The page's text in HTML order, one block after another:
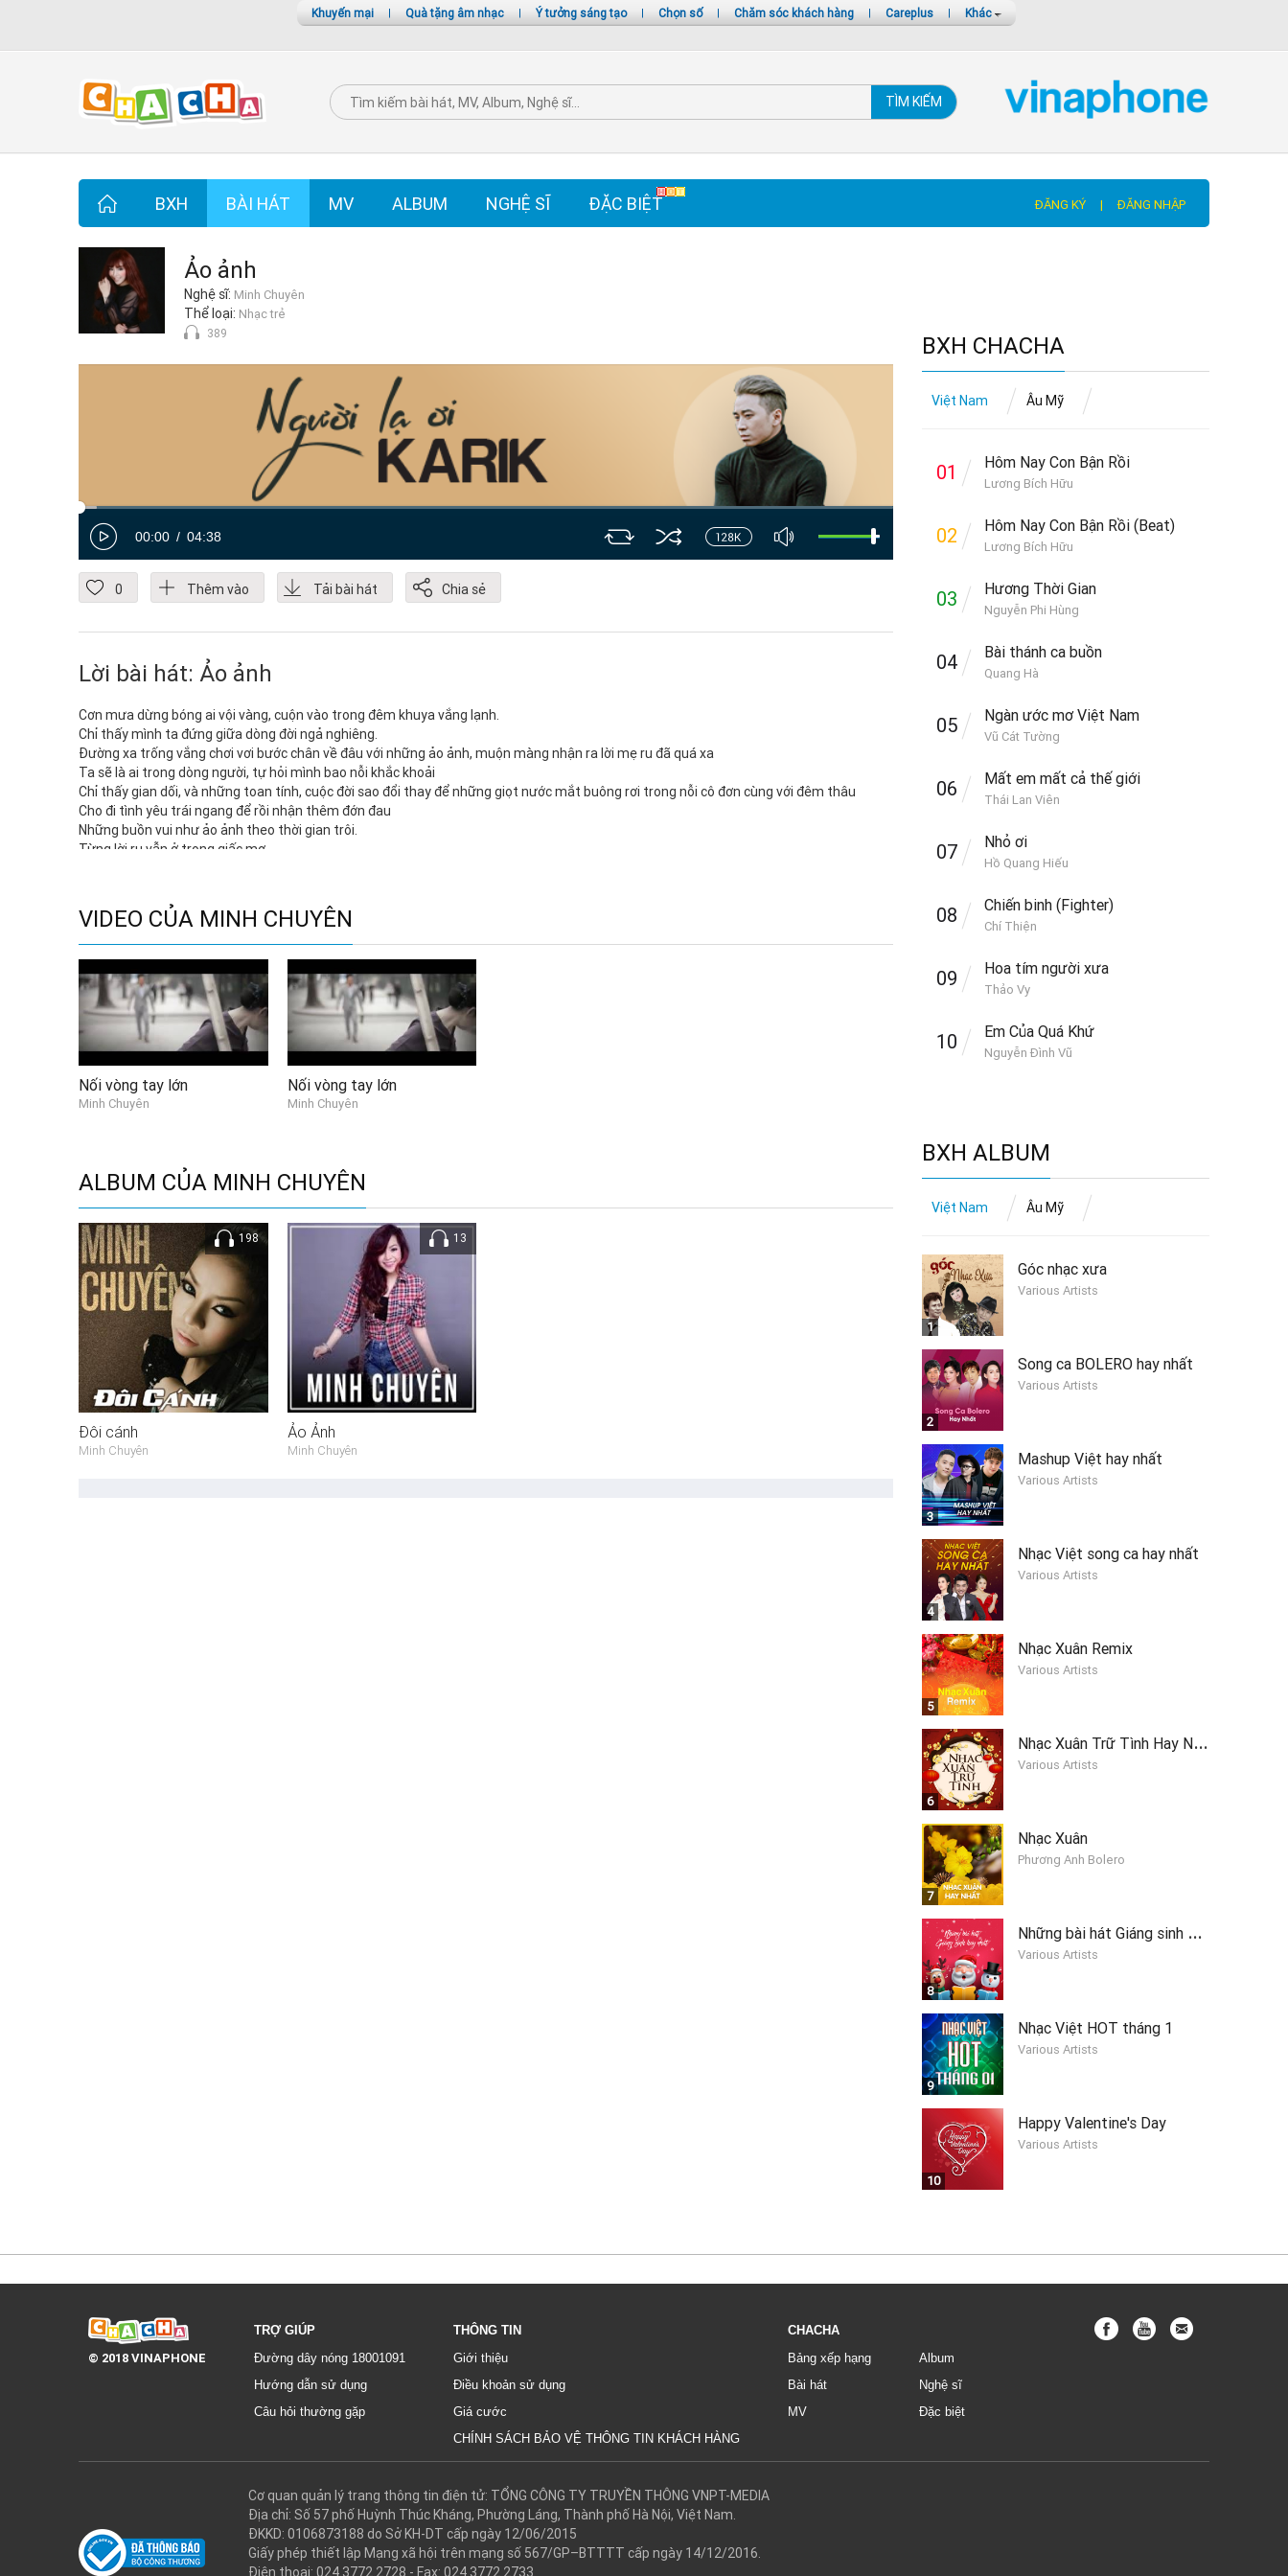
Khuyến mại | Quà tặng âm nhạc | Ý tưởng sáng tạo | Chọn số | Chăm sóc khách hàng | Careplus | Khác
TÌM KIẾM
BXH BÀI HÁT MV ALBUM NGHỆ SĨ ĐẶC BIỆT ĐĂNG KÝ | ĐĂNG NHẬP
Ảo ảnh
Nghệ sĩ: Minh Chuyên
Thể loại: Nhạc trẻ
389
00:00 04:38
0 Thêm vào Tải bài hát Chia sẻ
Lời bài hát: Ảo ảnh
Cơn mưa dừng bóng ai vội vàng, cuộn vào trong đêm khuya vắng lạnh.
Chỉ thấy mình ta đứng giữa dòng đời ngả nghiêng.
Đường xa trống vắng chơi vơi bước chân về đâu với những ảo ảnh, muộn màng nhận ra lời mẹ ru đã quá xa
Ta sẽ là ai trong dòng người, tự hỏi mình bao nỗi khắc khoải
Chỉ thấy gian dối, và những toan tính, cuộc đời sao đổi thay để những giọt nước mắt buông rơi trong nỗi cô đơn cùng với đêm thâu
Cho đi tình yêu trái ngang để rồi nhận thêm đớn đau
Những buồn vui như ảo ảnh theo thời gian trôi.
Từng lời ru vẫn ở trong giấc mơ
Ảo vọng hôm qua để lại xót xa, thì xin hãy giữ những lời thì thầm trong tim còn chưa nói, cuộc đời sẽ khép lại, buồn vui tháng ngày, và
thời gian nâng những gục ngã đứng dậy. Để những đêm dài, lời ru còn mãi vấn vương.
VIDEO CỦA MINH CHUYÊN
Nối vòng tay lớn
Minh Chuyên
Nối vòng tay lớn
Minh Chuyên
ALBUM CỦA MINH CHUYÊN
198
Đôi cánh
Minh Chuyên
13
Ảo Ảnh
Minh Chuyên
BXH CHACHA
Việt Nam Âu Mỹ
01 Hôm Nay Con Bận Rồi
Lương Bích Hữu
02 Hôm Nay Con Bận Rồi (Beat)
Lương Bích Hữu
03 Hương Thời Gian
Nguyễn Phi Hùng
04 Bài thánh ca buồn
Quang Hà
05 Ngàn ước mơ Việt Nam
Vũ Cát Tường
06 Mất em mất cả thế giới
Thái Lan Viên
07 Nhỏ ơi
Hồ Quang Hiếu
08 Chiến binh (Fighter)
Chí Thiện
09 Hoa tím người xưa
Thảo Vy
10 Em Của Quá Khứ
Nguyễn Đình Vũ
BXH ALBUM
Việt Nam Âu Mỹ
1
Góc nhạc xưa
Various Artists
2
Song ca BOLERO hay nhất
Various Artists
3
Mashup Việt hay nhất
Various Artists
4
Nhạc Việt song ca hay nhất
Various Artists
5
Nhạc Xuân Remix
Various Artists
6
N
hạc Xuân Trữ Tình Hay Nhất
Various Artists
7
Nhạc Xuân
Phương Anh Bolero
8
N
hững bài hát Giáng sinh hay nhất 2019
Various Artists
9
Nhạc Việt HOT tháng 1
Various Artists
10
Happy Valentine's Day
Various Artists
© 2018 VINAPHONE
TRỢ GIÚP
Đường dây nóng 18001091
Hướng dẫn sử dụng
Câu hỏi thường gặp
THÔNG TIN
Giới thiệu
Điều khoản sử dụng
Giá cước
CHÍNH SÁCH BẢO VỆ THÔNG TIN KHÁCH HÀNG
CHACHA
Bảng xếp hạng
Bài hát
MV
Album
Nghệ sĩ
Đặc biệt
Cơ quan quản lý trang thông tin điện tử: TỔNG CÔNG TY TRUYỀN THÔNG VNPT-MEDIA
Địa chỉ: Số 57 phố Huỳnh Thúc Kháng, Phường Láng, Thành phố Hà Nội, Việt Nam.
ĐKKD: 0106873188 do Sở KH-DT cấp ngày 12/06/2015
Giấy phép thiết lập Mạng xã hội trên mạng số 567/GP–BTTTT cấp ngày 14/12/2016.
Điện thoại: 024.3772.2728 - Fax: 024.3772.2733